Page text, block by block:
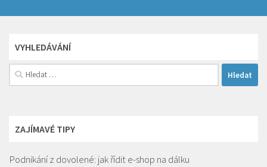
VYHLEDÁVÁNÍ
Vyhledávání
ZAJÍMAVÉ TIPY
Podnikání z dovolené: jak řídit e-shop na dálku